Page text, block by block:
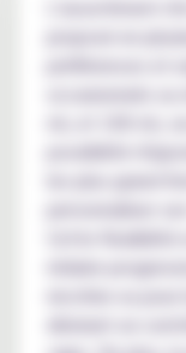
proposé en
préférences et
occasionnels
ml, et 100 ml,
possibilité
les plus grand
personnaliser
nicotine ou
désirant un